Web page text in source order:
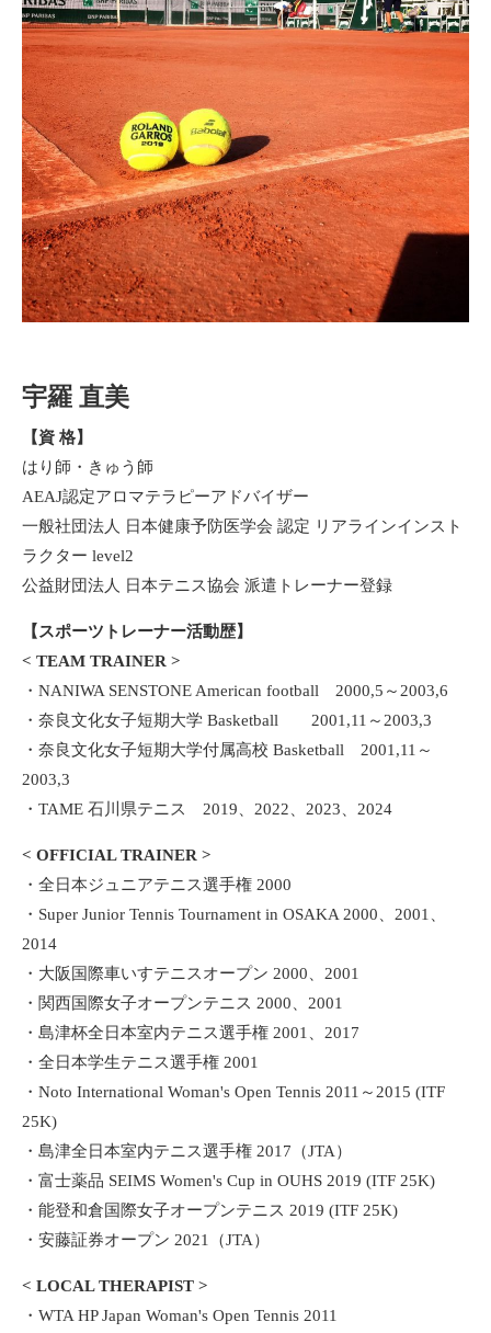
宇羅 直美
【資 格】
はり師・きゅう師
AEAJ認定アロマテラピーアドバイザー
一般社団法人 日本健康予防医学会 認定 リアラインインスト
ラクター level2
公益財団法人 日本テニス協会 派遣トレーナー登録
【スポーツトレーナー活動歴】
< TEAM TRAINER >
・NANIWA SENSTONE American football 2000,5～2003,6
・奈良文化女子短期大学 Basketball 2001,11～2003,3
・奈良文化女子短期大学付属高校 Basketball 2001,11～
2003,3
・TAME 石川県テニス 2019、2022、2023、2024
< OFFICIAL TRAINER >
・全日本ジュニアテニス選手権 2000
・Super Junior Tennis Tournament in OSAKA 2000、2001、
2014
・大阪国際車いすテニスオープン 2000、2001
・関西国際女子オープンテニス 2000、2001
・島津杯全日本室内テニス選手権 2001、2017
・全日本学生テニス選手権 2001
・Noto International Woman's Open Tennis 2011～2015 (ITF
25K)
・島津全日本室内テニス選手権 2017（JTA）
・富士薬品 SEIMS Women's Cup in OUHS 2019 (ITF 25K)
・能登和倉国際女子オープンテニス 2019 (ITF 25K)
・安藤証券オープン 2021（JTA）
< LOCAL THERAPIST >
・WTA HP Japan Woman's Open Tennis 2011